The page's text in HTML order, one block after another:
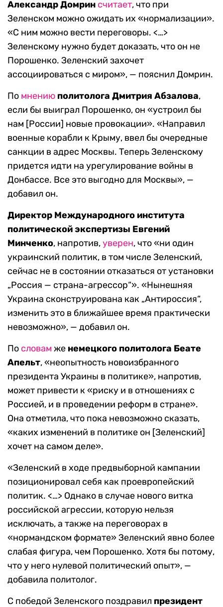
Александр Домрин считает, что при
Зеленском можно ожидать их «нормализации».
«С ним можно вести переговоры. <…>
Зеленскому нужно будет доказать, что он не
Порошенко. Зеленский захочет
ассоциироваться с миром», — пояснил Домрин.
По мнению политолога Дмитрия Абзалова,
если бы выиграл Порошенко, он «устроил бы
нам [России] новые провокации». «Направил
военные корабли к Крыму, ввел бы очередные
санкции в адрес Москвы. Теперь Зеленскому
придется идти на урегулирование войны в
Донбассе. Все это выгодно для Москвы», —
добавил он.
Директор Международного института
политической экспертизы Евгений
Минченко, напротив,уверен, что «ни один
украинский политик, в том числе Зеленский,
сейчас не в состоянии отказаться от установки
„Россия — страна-агрессор“». «Нынешняя
Украина сконструирована как „Антироссия“,
изменить это в ближайшее время практически
невозможно», — добавил он.
По словам же немецкого политолога Беате
Апельт, «неопытность новоизбранного
президента Украины в политике», напротив,
может привести к «риску и в отношениях с
Россией, и в проведении реформ в стране».
Она отметила, что пока невозможно сказать,
«каких изменений в политике он [Зеленский]
хочет на самом деле».
«Зеленский в ходе предвыборной кампании
позиционировал себя как проевропейский
политик. <…> Однако в случае нового витка
российской агрессии, которую нельзя
исключать, а также на переговорах в
«нормандском формате» Зеленский явно более
слабая фигура, чем Порошенко. Хотя бы потому,
что у него нулевой политический опыт», —
добавила политолог.
С победой Зеленского поздравил президент